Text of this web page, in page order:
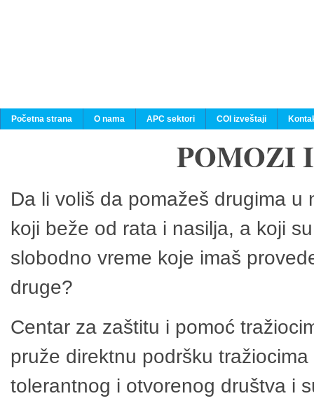
Početna strana O nama APC sektori COI izveštaji
POMOZI
Da li voliš da pomažeš drugima
koji beže od rata i nasilja, a koji
slobodno vreme koje imaš
druge?
Centar za zaštitu i pomoć
pruže direktnu podršku
tolerantnog i otvorenog društva i